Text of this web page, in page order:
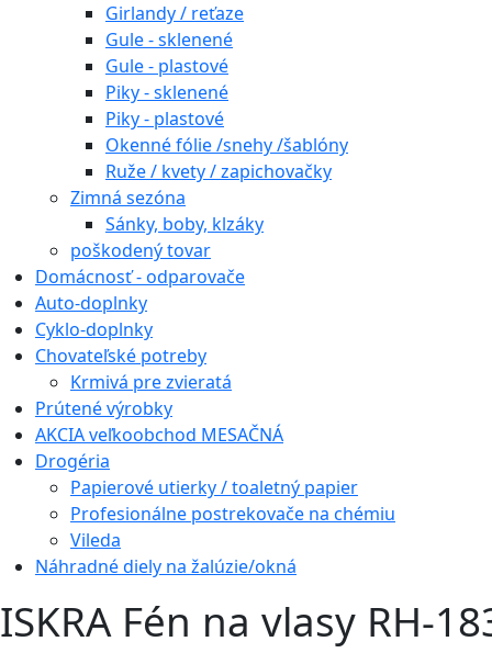
Girlandy / reťaze
Gule - sklenené
Gule - plastové
Piky - sklenené
Piky - plastové
Okenné fólie /snehy /šablóny
Ruže / kvety / zapichovačky
Zimná sezóna
Sánky, boby, klzáky
poškodený tovar
Domácnosť - odparovače
Auto-doplnky
Cyklo-doplnky
Chovateľské potreby
Krmivá pre zvieratá
Prútené výrobky
AKCIA veľkoobchod MESAČNÁ
Drogéria
Papierové utierky / toaletný papier
Profesionálne postrekovače na chémiu
Vileda
Náhradné diely na žalúzie/okná
ISKRA Fén na vlasy RH-